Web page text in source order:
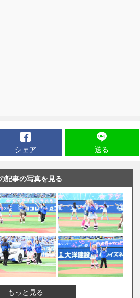
シェア 送る
記事の写真を見る
もっと見る